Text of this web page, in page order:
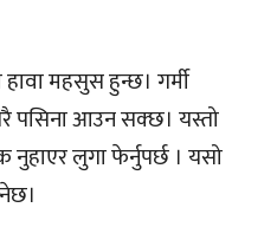
महसुस हुन्छ। गर्मी
पसिना आउन सक्छ। यस्तो
लुगा फेर्नुपर्छ । यसो